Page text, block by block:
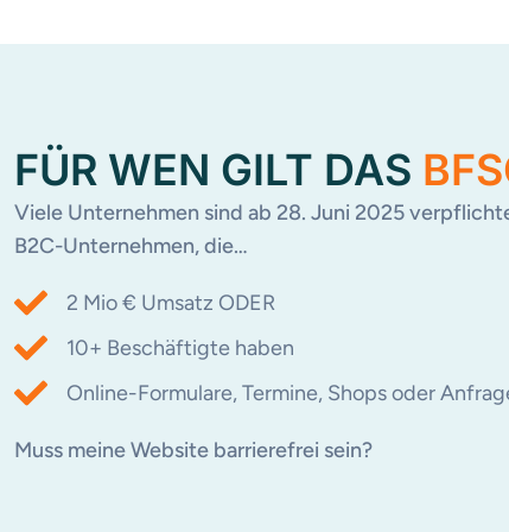
FÜR WEN GILT DAS
Viele Unternehmen sind ab 28. Juni 2025
B2C-Unternehmen, die…
2 Mio € Umsatz ODER
10+ Beschäftigte haben
Online-Formulare, Termine, Shops oder
Muss meine Website barrierefrei sein?